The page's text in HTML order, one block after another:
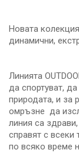
Новата
динамични,
Линията
да спортуват,
природата, и за
омръзне да
линия са
справят с всеки
по всяко време